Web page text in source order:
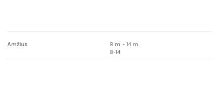
Amžius
8 m. - 14 m.
8-14